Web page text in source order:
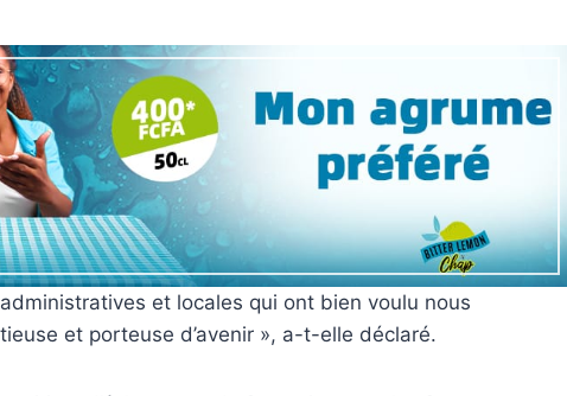
et locales qui ont bien voulu nous
et porteuse d’avenir », a-t-elle déclaré.